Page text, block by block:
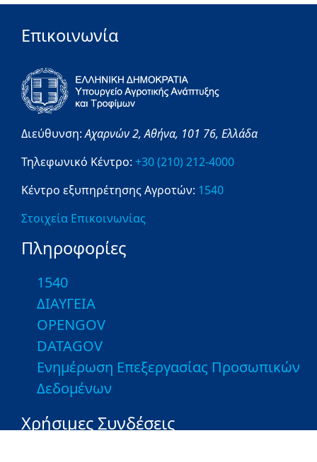
Επικοινωνία
Διεύθυνση:Αχαρνών 2,Αθήνα, 101 76, Ελλάδα
Τηλεφωνικό Κέντρο: +30 (210) 212-4000
Κέντρο εξυπηρέτησης Αγροτών: 1540
Στοιχεία Επικοινωνίας
Πληροφορίες
1540
ΔΙΑΥΓΕΙΑ
OPENGOV
DATAGOV
Ενημέρωση Επεξεργασίας Προσωπικών
Δεδομένων
Χρήσιμες Συνδέσεις